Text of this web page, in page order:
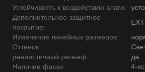
Устойчивость к воздействию влаги:
Дополнительное защитное
покрытие:
Изменение линейных размеров:
Оттенок:
реалистичный рельеф:
да
Наличие фаски:
4-